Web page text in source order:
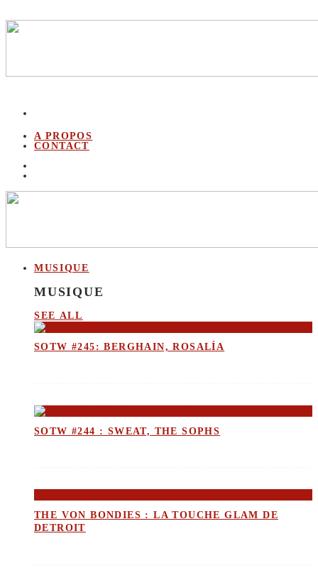
A PROPOS
CONTACT
MUSIQUE
MUSIQUE
SEE ALL
SOTW #245: BERGHAIN, ROSALÍA
SOTW #244 : SWEAT, THE SOPHS
THE VON BONDIES : LA TOUCHE GLAM DE
DETROIT